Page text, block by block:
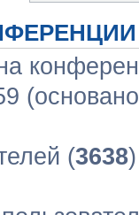
(3638